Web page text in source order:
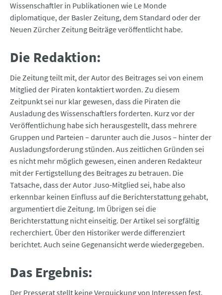
Wissenschaftler in Publikationen wie Le Monde
diplomatique, der Basler Zeitung, dem Standard oder der
Neuen Zürcher Zeitung Beiträge veröffentlicht habe.
Die Redaktion:
Die Zeitung teilt mit, der Autor des Beitrages sei von einem
Mitglied der Piraten kontaktiert worden. Zu diesem
Zeitpunkt sei nur klar gewesen, dass die Piraten die
Ausladung des Wissenschaftlers forderten. Kurz vor der
Veröffentlichung habe sich herausgestellt, dass mehrere
Gruppen und Parteien – darunter auch die Jusos – hinter der
Ausladungsforderung stünden. Aus zeitlichen Gründen sei
es nicht mehr möglich gewesen, einen anderen Redakteur
mit der Fertigstellung des Beitrages zu betrauen. Die
Tatsache, dass der Autor Juso-Mitglied sei, habe also
erkennbar keinen Einfluss auf die Berichterstattung gehabt,
argumentiert die Zeitung. Im Übrigen sei die
Berichterstattung nicht einseitig. Der Artikel sei sorgfältig
recherchiert. Über den Historiker werde differenziert
berichtet. Auch seine Gegenansicht werde wiedergegeben.
Das Ergebnis:
Der Presserat stellt keine Verquickung von Interessen fest.